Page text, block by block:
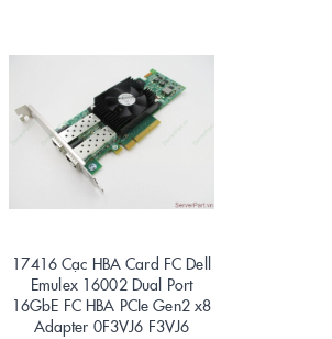
17416 Cạc HBA Card FC Dell
Emulex 16002 Dual Port
16GbE FC HBA PCIe Gen2 x8
Adapter 0F3VJ6 F3VJ6